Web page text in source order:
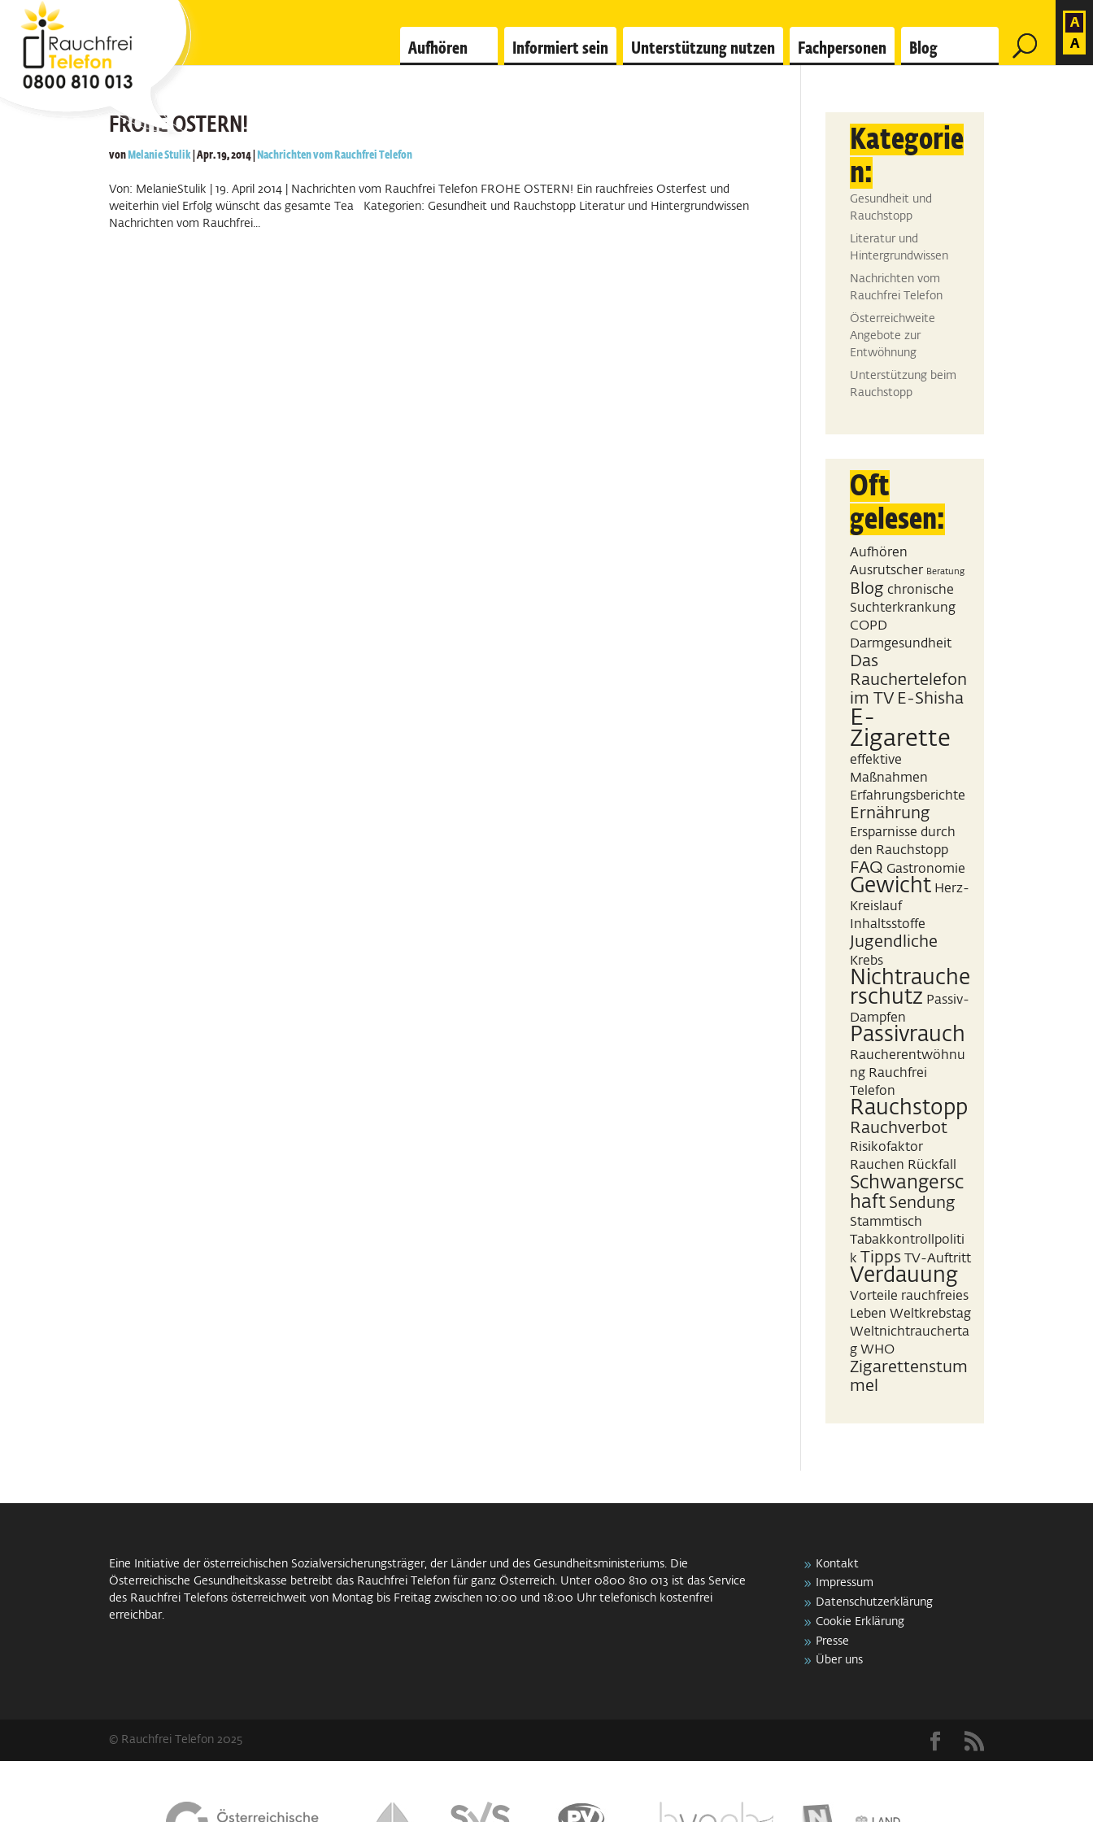
Aufhören Informiert sein Unterstützung nutzen Fachpersonen Blog
FROHE OSTERN!
von Melanie Stulik |Apr. 19, 2014 Nachrichten vom Rauchfrei Telefon
Von: MelanieStulik | 19. April 2014 | Nachrichten vom Rauchfrei Telefon FROHE OSTERN! Ein rauchfreies Osterfest und
weiterhin viel Erfolg wünscht das gesamte Tea Kategorien: Gesundheit und Rauchstopp Literatur und Hintergrundwissen
Nachrichten vom Rauchfrei...
Kategorie
n:
Gesundheit und
Rauchstopp
Literatur und
Hintergrundwissen
Nachrichten vom
Rauchfrei Telefon
Österreichweite
Angebote zur
Entwöhnung
Unterstützung beim
Rauchstopp
Oft
gelesen:
Aufhören
Ausrutscher Beratung
Blog chronische
Suchterkrankung
COPD
Darmgesundheit
Das
Rauchertelefon
im TV E-Shisha
E-
Zigarette
effektive
Maßnahmen
Erfahrungsberichte
Ernährung
Ersparnisse durch
den Rauchstopp
FAQ Gastronomie
Gewicht Herz-
Kreislauf
Inhaltsstoffe
Jugendliche
Krebs
Nichtrauche
rschutz Passiv-
Dampfen
Passivrauch
Raucherentwöhnu
ng Rauchfrei
Telefon
Rauchstopp
Rauchverbot
Risikofaktor
Rauchen Rückfall
Schwangersc
haft Sendung
Stammtisch
Tabakkontrollpoliti
k Tipps TV-Auftritt
Verdauung
Vorteile rauchfreies
Leben Weltkrebstag
Weltnichtraucherta
g WHO
Zigarettenstum
mel
Eine Initiative der österreichischen Sozialversicherungsträger, der Länder und des Gesundheitsministeriums. Die
Österreichische Gesundheitskasse betreibt das Rauchfrei Telefon für ganz Österreich. Unter 0800 810 013 ist das Service
des Rauchfrei Telefons österreichweit von Montag bis Freitag zwischen 10:00 und 18:00 Uhr telefonisch kostenfrei
erreichbar.
Kontakt
Impressum
Datenschutzerklärung
Cookie Erklärung
Presse
Über uns
© Rauchfrei Telefon 2025